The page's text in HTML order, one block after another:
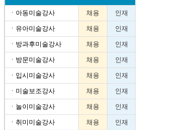
ㆍ 아동미술강사 채용 인재
ㆍ 유아미술강사 채용 인재
ㆍ 방과후미술강사 채용 인재
ㆍ 방문미술강사 채용 인재
ㆍ 입시미술강사 채용 인재
ㆍ 미술보조강사 채용 인재
ㆍ 놀이미술강사 채용 인재
ㆍ 취미미술강사 채용 인재